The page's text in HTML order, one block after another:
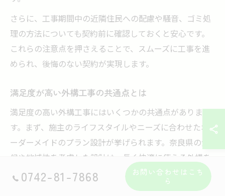
さらに、工事期間中の近隣住民への配慮や騒音、ゴミ処
理の方法についても契約前に確認しておくと安心です。
これらの注意点を押さえることで、スムーズに工事を進
められ、後悔のない契約が実現します。
満足度が高い外構工事の共通点とは
満足度の高い外構工事にはいくつかの共通点がありま
す。まず、施主のライフスタイルやニーズに合わせたオ
ーダーメイドのプラン設計が挙げられます。奈良県の気
候や地域性を考慮した設計は、長く快適に使える外構を
実現します。
次に、施工の品質が高いことも重要です。使用する資材
0742-81-7868
お問い合わせはこち
ら